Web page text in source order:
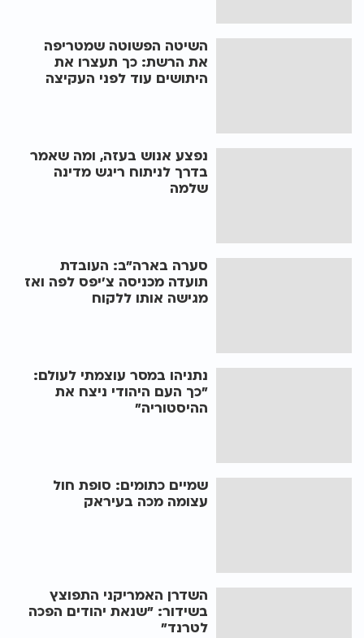
השיטה הפשוטה שמטריפה
את הרשת: כך תעצרו את
היתושים עוד לפני העקיצה
נפצע אנוש בעזה, ומה שאמר
בדרך לניתוח ריגש מדינה
שלמה
סערה בארה"ב: העובדת
תועדה מכניסה צ'יפס לפה ואז
מגישה אותו ללקוח
נתניהו במסר עוצמתי לעולם:
"כך העם היהודי ניצח את
ההיסטוריה"
שמיים כתומים: סופת חול
עצומה מכה בעיראק
השדרן האמריקני התפוצץ
בשידור: "שנאת יהודים הפכה
לטרנד"